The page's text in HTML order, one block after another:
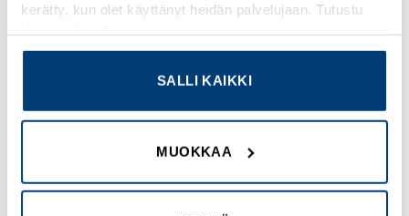
kerätty, kun olet käyttänyt heidän palvelujaan. Tutustu
SALLI KAIKKI
MUOKKAA
PRODUCT HEIGHT
50 mm